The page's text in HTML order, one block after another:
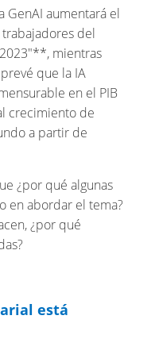
GenAI aumentará el
del
mientras
que la IA
en el PIB
crecimiento de
a partir de
¿por qué algunas
en abordar el tema?
¿por qué
está